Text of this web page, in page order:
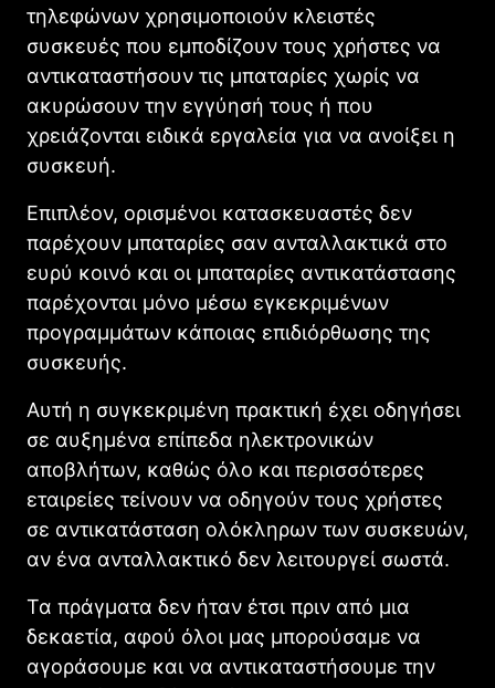
τηλεφώνων χρησιμοποιούν κλειστές
συσκευές που εμποδίζουν τους χρήστες να
αντικαταστήσουν τις μπαταρίες χωρίς να
ακυρώσουν την εγγύησή τους ή που
χρειάζονται ειδικά εργαλεία για να ανοίξει η
συσκευή.
Επιπλέον, ορισμένοι κατασκευαστές δεν
παρέχουν μπαταρίες σαν ανταλλακτικά στο
ευρύ κοινό και οι μπαταρίες αντικατάστασης
παρέχονται μόνο μέσω εγκεκριμένων
προγραμμάτων κάποιας επιδιόρθωσης της
συσκευής.
Αυτή η συγκεκριμένη πρακτική έχει οδηγήσει
σε αυξημένα επίπεδα ηλεκτρονικών
αποβλήτων, καθώς όλο και περισσότερες
εταιρείες τείνουν να οδηγούν τους χρήστες
σε αντικατάσταση ολόκληρων των συσκευών,
αν ένα ανταλλακτικό δεν λειτουργεί σωστά.
Τα πράγματα δεν ήταν έτσι πριν από μια
δεκαετία, αφού όλοι μας μπορούσαμε να
αγοράσουμε και να αντικαταστήσουμε την